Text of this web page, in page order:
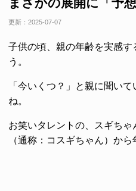
更新： 2025-07-07
子供の頃、親の年齢を実感す
う。
「今いくつ？」と親に聞い
ね。
お笑いタレントの、スギち
（通称：コスギちゃん）か